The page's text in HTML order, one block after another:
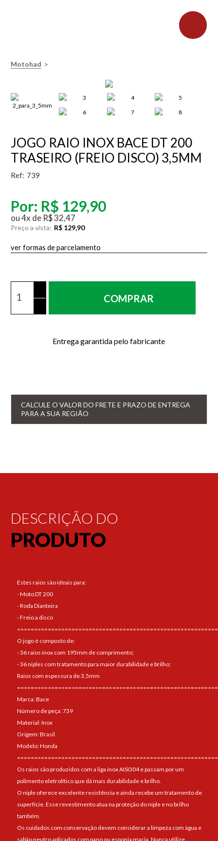
Motohad >
JOGO RAIO INOX BACE DT 200
TRASEIRO (FREIO DISCO) 3,5MM
Ref: 739
Por: R$ 129,90
ou4x de R$ 32,47
Preço a vista: R$ 129,90
ver formas de parcelamento
COMPRAR
Entrega garantida pelo fabricante
CALCULE O VALOR DO FRETE E PRAZO DE ENTREGA
PARA A SUA REGIÃO
DESCRIÇÃO DO
PRODUTO
Estes raios são ideais para:
- Moto DT 200
- Roda Dianteira
- Freio a disco
O jogo é composto de:
- 36 raios inox com 195mm de comprimento;
- 36 niples com tratamento para maior durabilidade e brilho;
Raios com espessura de 3,5mm
Marca: Bace
Número de peça: 739
Material: Inox
Origem: Brasil
Modelo: Honda
Os raios são produzidos com a liga inox AISI304 e passam por um
polimento eletrolítico que dá mais durabilidade e brilho.
O niple oferece excelente resistência e ainda recebe um tratamento de
superfície. Esse revestimento atua na proteção do niple e no brilho
também.
Os cuidados com conservação devem considerar a limpeza com água e
sabão neutro aplicados com pano ou esponja macia. Nunca utilize